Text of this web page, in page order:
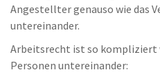
Angestellter genauso wie das
untereinander.
Arbeitsrecht ist so kompliziert
Personen untereinander: